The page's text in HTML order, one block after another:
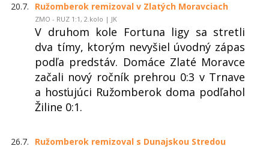
20.7. Ružomberok remizoval v Zlatých Moravciach
ZMO - RUZ 1:1, 2.kolo | JK
V druhom kole Fortuna ligy sa stretli
dva tímy, ktorým nevyšiel úvodný zápas
podľa predstáv. Domáce Zlaté Moravce
začali nový ročník prehrou 0:3 v Trnave
a hosťujúci Ružomberok doma podľahol
Žiline 0:1.
26.7. Ružomberok remizoval s Dunajskou Stredou